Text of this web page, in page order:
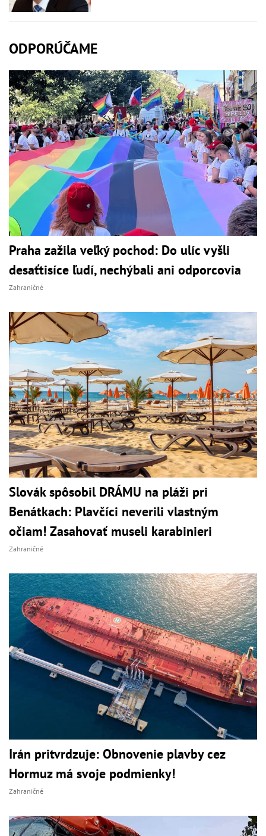
ODPORÚČAME
Praha zažila veľký pochod: Do ulíc vyšli
desaťtisíce ľudí, nechýbali ani odporcovia
Zahraničné
Slovák spôsobil DRÁMU na pláži pri
Benátkach: Plavčíci neverili vlastným
očiam! Zasahovať museli karabinieri
Zahraničné
Irán pritvrdzuje: Obnovenie plavby cez
Hormuz má svoje podmienky!
Zahraničné